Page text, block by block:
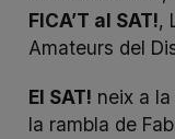
FICA’T al SAT!,
Amateurs del
El SAT! neix a
la rambla de